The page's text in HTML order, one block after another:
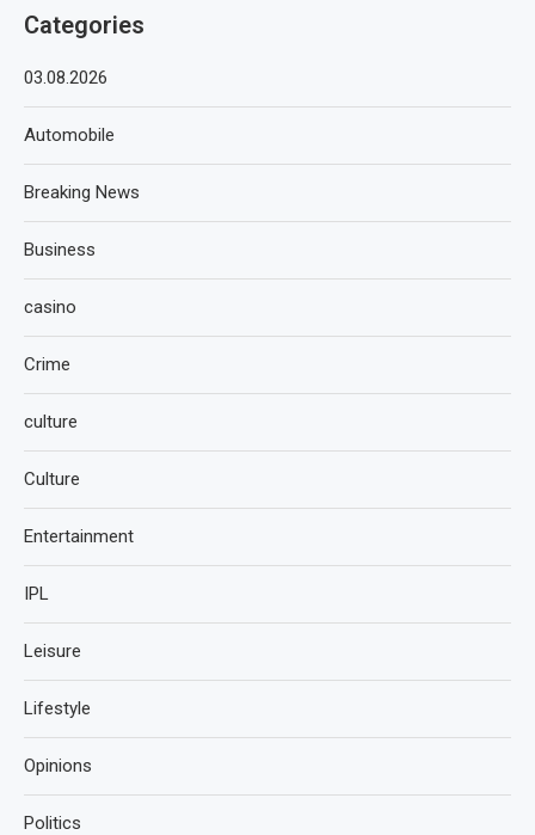
Categories
03.08.2026
Automobile
Breaking News
Business
casino
Crime
culture
Culture
Entertainment
IPL
Leisure
Lifestyle
Opinions
Politics